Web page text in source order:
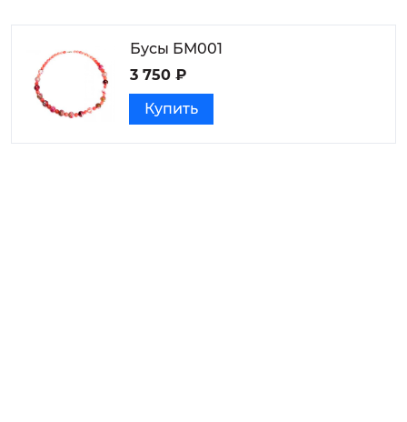
Бусы БМ001
3 750 ₽
Купить